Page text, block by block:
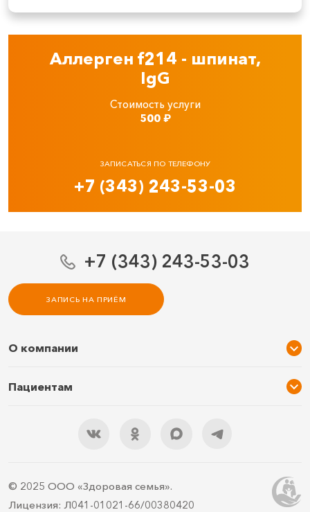
Аллерген f214 - шпинат,
IgG
Стоимость услуги
500₽
ЗАПИСАТЬСЯ ПО ТЕЛЕФОНУ
+7 (343) 243-53-03
+7 (343) 243-53-03
ЗАПИСЬ НА ПРИЁМ
О компании
Услуги и цены
Контакты
Пациентам
Подарочный сертификат
Правила подготовки
ДМС
© 2025 ООО «Здоровая семья».
Лицензия: Л041-01021-66/00380420